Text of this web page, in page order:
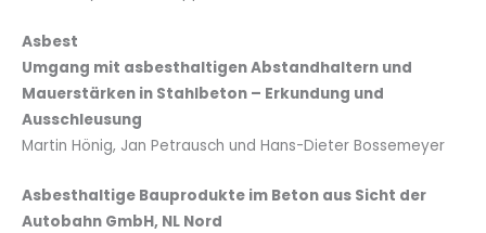
Asbest
Umgang mit asbesthaltigen Abstandhaltern und
Mauerstärken in Stahlbeton – Erkundung und
Ausschleusung
Martin Hönig, Jan Petrausch und Hans-Dieter Bossemeyer
Asbesthaltige Bauprodukte im Beton aus Sicht der
Autobahn GmbH, NL Nord